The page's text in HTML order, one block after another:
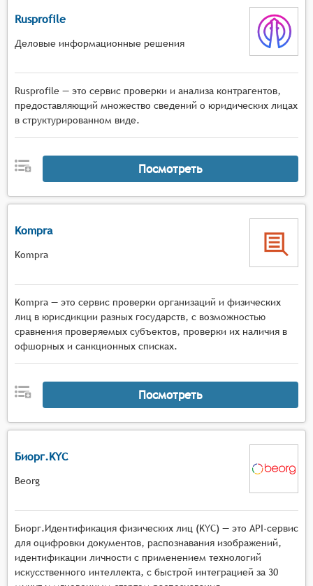
Rusprofile
Деловые информационные решения
Rusprofile — это сервис проверки и анализа контрагентов,
предоставляющий множество сведений о юридических лицах
в структурированном виде.
Посмотреть
Kompra
Kompra
Kompra — это сервис проверки организаций и физических
лиц в юрисдикции разных государств, с возможностью
сравнения проверяемых субъектов, проверки их наличия в
офшорных и санкционных списках.
Посмотреть
Биорг.KYC
Beorg
Биорг.Идентификация физических лиц (KYC) — это API-сервис
для оцифровки документов, распознавания изображений,
идентификации личности с применением технологий
искусственного интеллекта, с быстрой интеграцией за 30